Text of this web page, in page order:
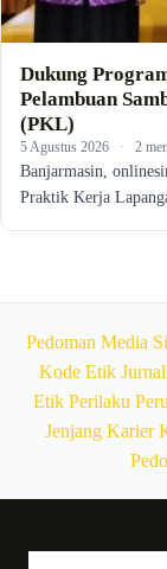
Dukung
Pelambuan
(PKL)
5 Agustus 2026 · 2
Banjarmasin,
Praktik Kerja
Pedoman Media
Kode Etik
Etik Perilaku
Jenjang Karier